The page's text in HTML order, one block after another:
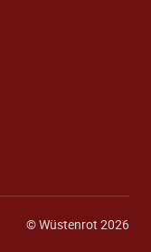
© Wüstenrot 2026